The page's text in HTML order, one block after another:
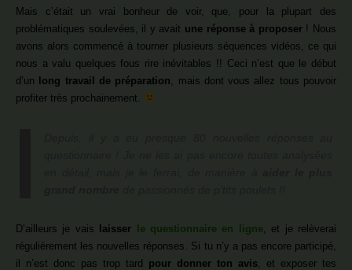
Mais c’était un vrai bonheur de voir, que, pour la plupart des
problématiques soulevées, il y avait une réponse à proposer! Nous
avons alors commencé à tourner plusieurs séquences vidéos, ce qui
nous a valu quelques fous rire inévitables !! Ceci n’est que le début
d’un
long travail de préparation , mais dont vous allez tous pouvoir
profiter très prochainement.
D’ailleurs je vais laisser le questionnaire en ligne, et je relèverai
régulièrement les nouvelles réponses. Si tu n’y a pas encore participé,
il n’est donc pas trop tard pour donner ton avis , et exposer tes